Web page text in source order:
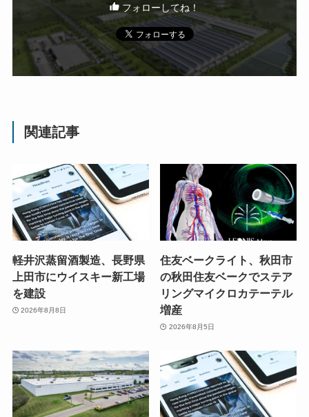
フォローしてね！
関連記事
軽井沢蒸留酒製造、長野県
上田市にウイスキー新工場
を建設
2026年8月8日
住友ベークライト、秋田市
の秋田住友ベークでステア
リングマイクロカテーテル
増産
2026年8月5日